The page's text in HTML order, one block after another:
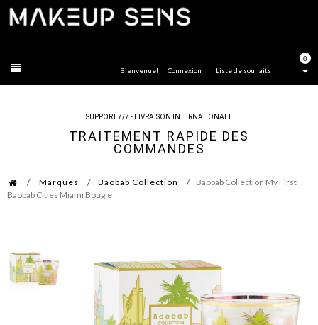
0
Liste de souhaits
Bienvenue! Connexion
SUPPORT 7/7 - LIVRAISON INTERNATIONALE
TRAITEMENT RAPIDE DES
COMMANDES
Marques Baobab Collection
Baobab Collection My First
Baobab Cities Miami Bougie